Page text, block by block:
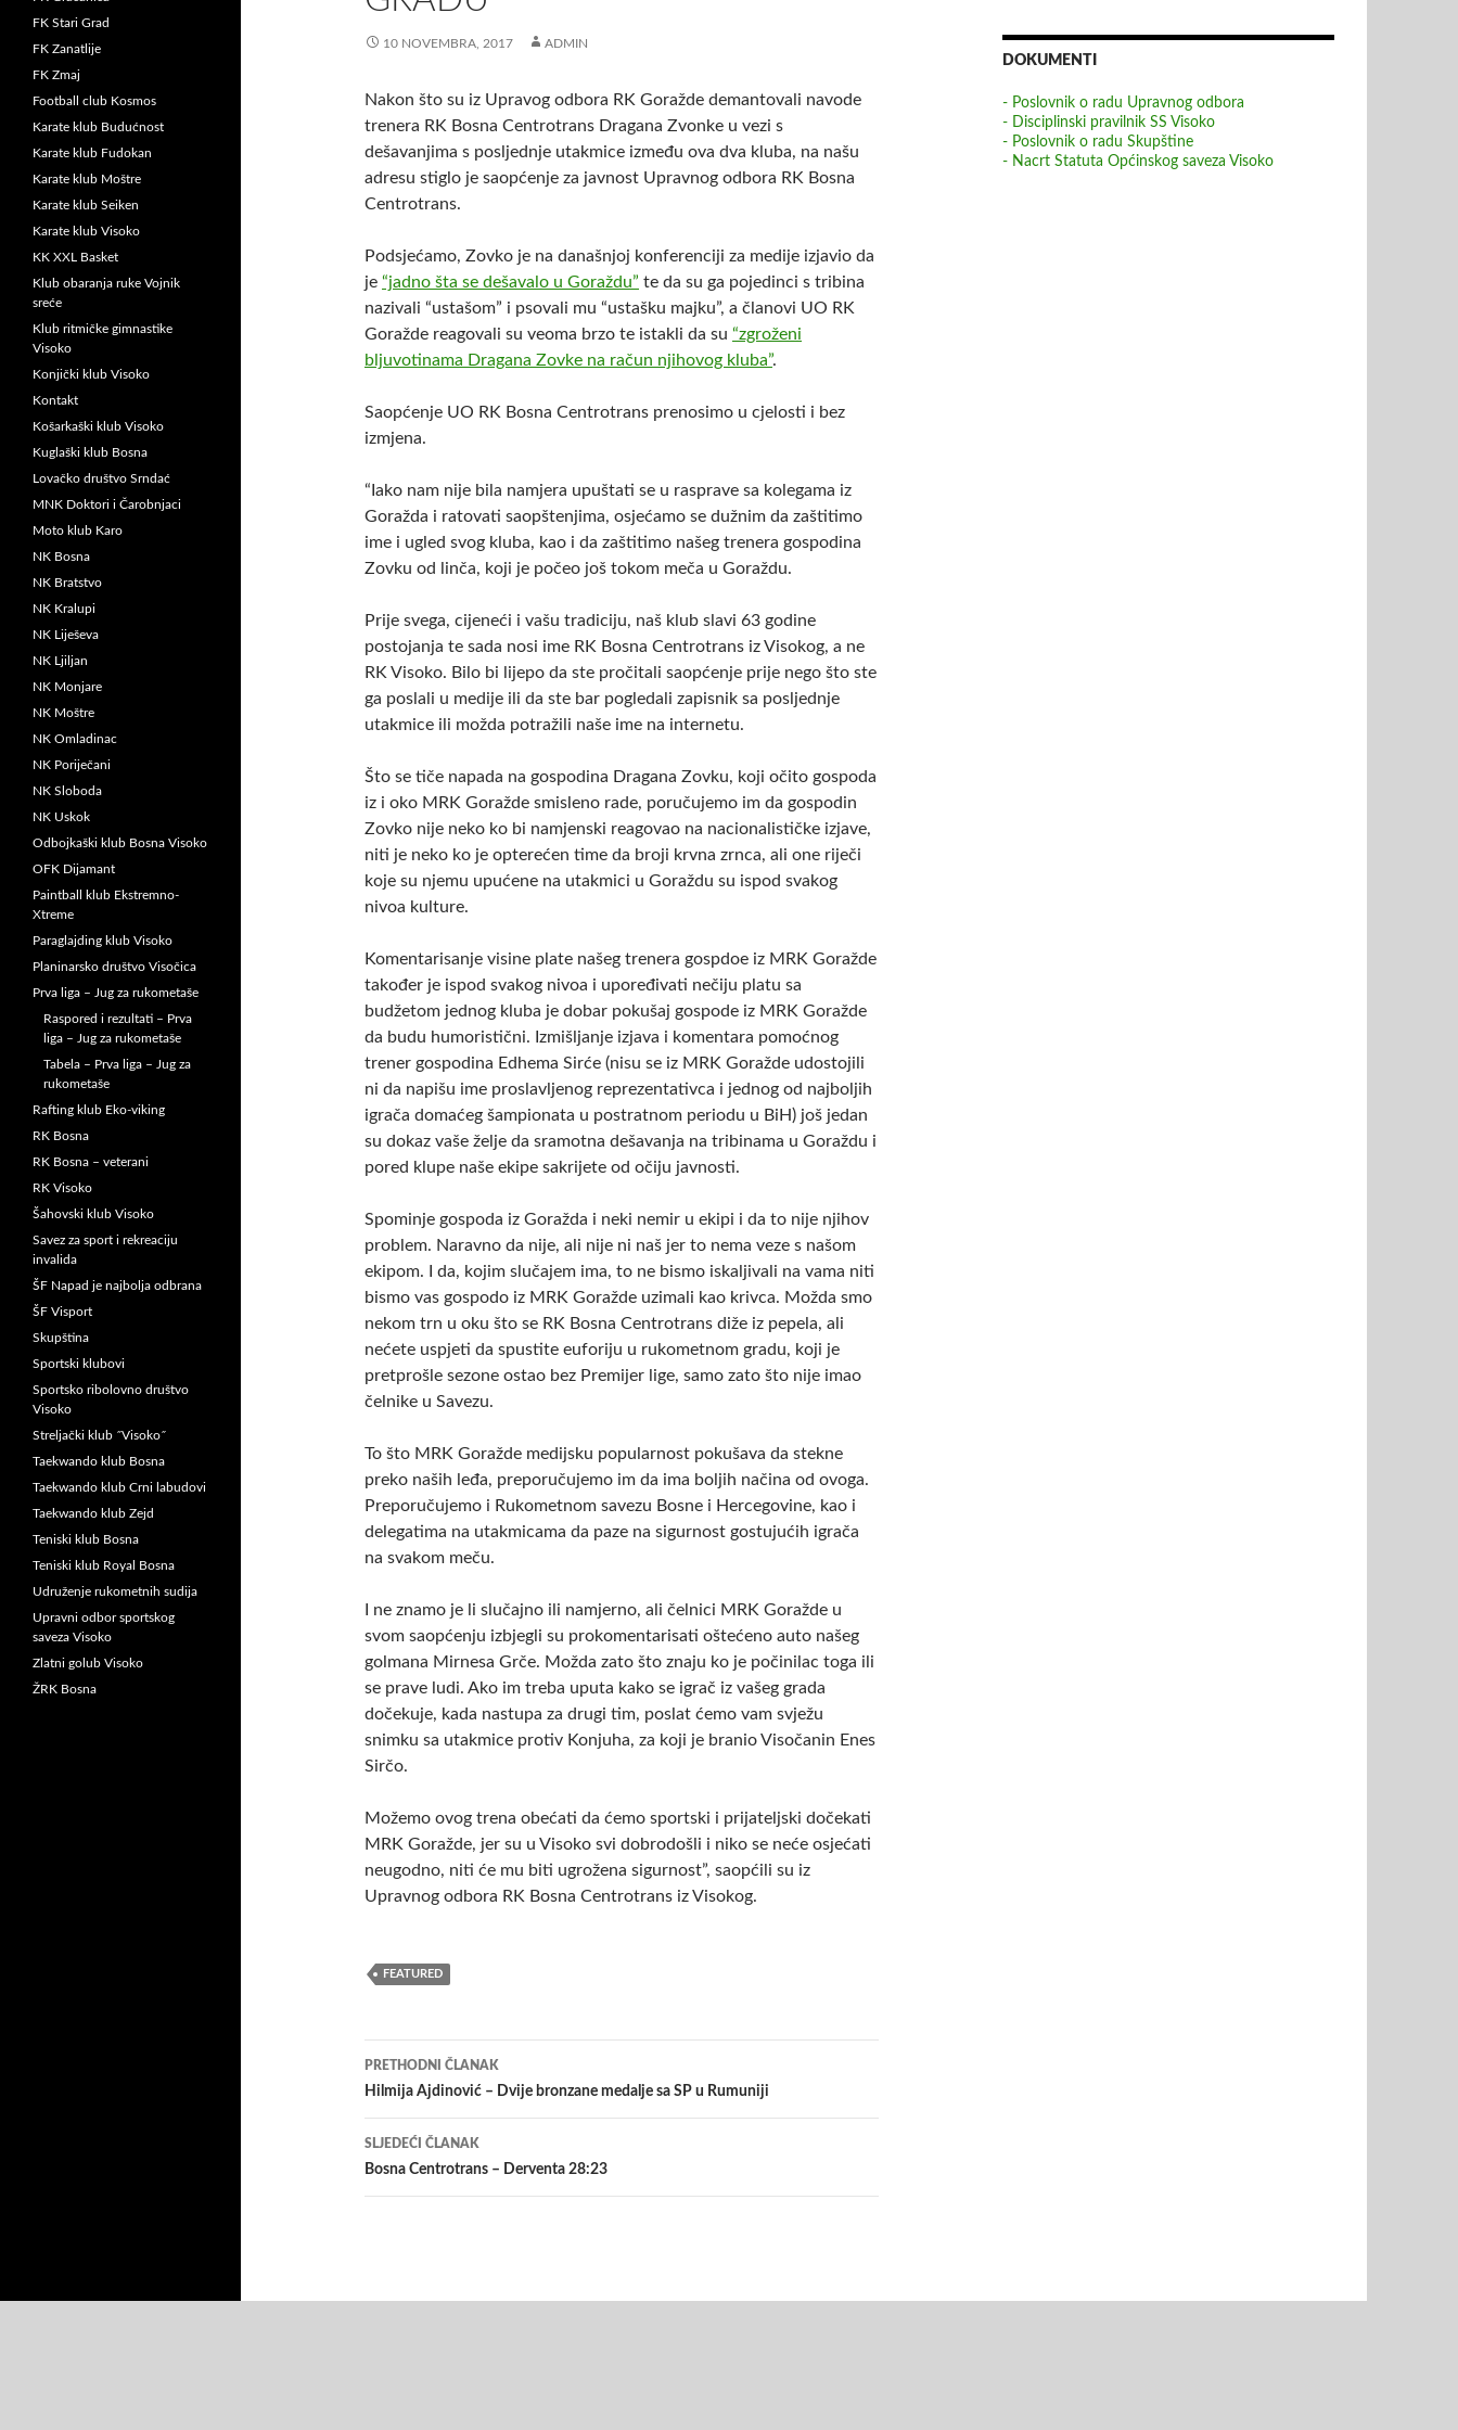
10 NOVEMBRA, 2017 ADMIN
Nakon što su iz Upravog odbora RK Goražde demantovali navode
trenera RK Bosna Centrotrans Dragana Zvonke u vezi s
dešavanjima s posljednje utakmice između ova dva kluba, na našu
adresu stiglo je saopćenje za javnost Upravnog odbora RK Bosna
Centrotrans.
Podsjećamo, Zovko je na današnjoj konferenciji za medije izjavio da
je “jadno šta se dešavalo u Goraždu” te da su ga pojedinci s tribina
nazivali “ustašom” i psovali mu “ustašku majku”, a članovi UO RK
Goražde reagovali su veoma brzo te istakli da su “zgroženi
bljuvotinama Dragana Zovke na račun njihovog kluba”.
Saopćenje UO RK Bosna Centrotrans prenosimo u cjelosti i bez
izmjena.
“Iako nam nije bila namjera upuštati se u rasprave sa kolegama iz
Goražda i ratovati saopštenjima, osjećamo se dužnim da zaštitimo
ime i ugled svog kluba, kao i da zaštitimo našeg trenera gospodina
Zovku od linča, koji je počeo još tokom meča u Goraždu.
Prije svega, cijeneći i vašu tradiciju, naš klub slavi 63 godine
postojanja te sada nosi ime RK Bosna Centrotrans iz Visokog, a ne
RK Visoko. Bilo bi lijepo da ste pročitali saopćenje prije nego što ste
ga poslali u medije ili da ste bar pogledali zapisnik sa posljednje
utakmice ili možda potražili naše ime na internetu.
Što se tiče napada na gospodina Dragana Zovku, koji očito gospoda
iz i oko MRK Goražde smisleno rade, poručujemo im da gospodin
Zovko nije neko ko bi namjenski reagovao na nacionalističke izjave,
niti je neko ko je opterećen time da broji krvna zrnca, ali one riječi
koje su njemu upućene na utakmici u Goraždu su ispod svakog
nivoa kulture.
Komentarisanje visine plate našeg trenera gospdoe iz MRK Goražde
također je ispod svakog nivoa i upoređivati nečiju platu sa
budžetom jednog kluba je dobar pokušaj gospode iz MRK Goražde
da budu humoristični. Izmišljanje izjava i komentara pomoćnog
trener gospodina Edhema Sirće (nisu se iz MRK Goražde udostojili
ni da napišu ime proslavljenog reprezentativca i jednog od najboljih
igrača domaćeg šampionata u postratnom periodu u BiH) još jedan
su dokaz vaše želje da sramotna dešavanja na tribinama u Goraždu i
pored klupe naše ekipe sakrijete od očiju javnosti.
Spominje gospoda iz Goražda i neki nemir u ekipi i da to nije njihov
problem. Naravno da nije, ali nije ni naš jer to nema veze s našom
ekipom. I da, kojim slučajem ima, to ne bismo iskaljivali na vama niti
bismo vas gospodo iz MRK Goražde uzimali kao krivca. Možda smo
nekom trn u oku što se RK Bosna Centrotrans diže iz pepela, ali
nećete uspjeti da spustite euforiju u rukometnom gradu, koji je
pretprošle sezone ostao bez Premijer lige, samo zato što nije imao
čelnike u Savezu.
To što MRK Goražde medijsku popularnost pokušava da stekne
preko naših leđa, preporučujemo im da ima boljih načina od ovoga.
Preporučujemo i Rukometnom savezu Bosne i Hercegovine, kao i
delegatima na utakmicama da paze na sigurnost gostujućih igrača
na svakom meču.
I ne znamo je li slučajno ili namjerno, ali čelnici MRK Goražde u
svom saopćenju izbjegli su prokomentarisati oštećeno auto našeg
golmana Mirnesa Grče. Možda zato što znaju ko je počinilac toga ili
se prave ludi. Ako im treba uputa kako se igrač iz vašeg grada
dočekuje, kada nastupa za drugi tim, poslat ćemo vam svježu
snimku sa utakmice protiv Konjuha, za koji je branio Visočanin Enes
Sirčo.
Možemo ovog trena obećati da ćemo sportski i prijateljski dočekati
MRK Goražde, jer su u Visoko svi dobrodošli i niko se neće osjećati
neugodno, niti će mu biti ugrožena sigurnost”, saopćili su iz
Upravnog odbora RK Bosna Centrotrans iz Visokog.
FEATURED
Navigacija
članaka
PRETHODNI ČLANAK
Hilmija Ajdinović – Dvije bronzane medalje sa SP u Rumuniji
SLJEDEĆI ČLANAK
Bosna Centrotrans – Derventa 28:23
DOKUMENTI
- Poslovnik o radu Upravnog odbora
- Disciplinski pravilnik SS Visoko
- Poslovnik o radu Skupštine
- Nacrt Statuta Općinskog saveza Visoko
FK Stari Grad
FK Zanatlije
FK Zmaj
Football club Kosmos
Karate klub Budućnost
Karate klub Fudokan
Karate klub Moštre
Karate klub Seiken
Karate klub Visoko
KK XXL Basket
Klub obaranja ruke Vojnik
sreće
Klub ritmičke gimnastike
Visoko
Konjički klub Visoko
Kontakt
Košarkaški klub Visoko
Kuglaški klub Bosna
Lovačko društvo Srndać
MNK Doktori i Čarobnjaci
Moto klub Karo
NK Bosna
NK Bratstvo
NK Kralupi
NK Liješeva
NK Ljiljan
NK Monjare
NK Moštre
NK Omladinac
NK Poriječani
NK Sloboda
NK Uskok
Odbojkaški klub Bosna Visoko
OFK Dijamant
Paintball klub Ekstremno-
Xtreme
Paraglajding klub Visoko
Planinarsko društvo Visočica
Prva liga – Jug za rukometaše
Raspored i rezultati – Prva
liga – Jug za rukometaše
Tabela – Prva liga – Jug za
rukometaše
Rafting klub Eko-viking
RK Bosna
RK Bosna – veterani
RK Visoko
Šahovski klub Visoko
Savez za sport i rekreaciju
invalida
ŠF Napad je najbolja odbrana
ŠF Visport
Skupština
Sportski klubovi
Sportsko ribolovno društvo
Visoko
Streljački klub ˝Visoko˝
Taekwando klub Bosna
Taekwando klub Crni labudovi
Taekwando klub Zejd
Teniski klub Bosna
Teniski klub Royal Bosna
Udruženje rukometnih sudija
Upravni odbor sportskog
saveza Visoko
Zlatni golub Visoko
ŽRK Bosna